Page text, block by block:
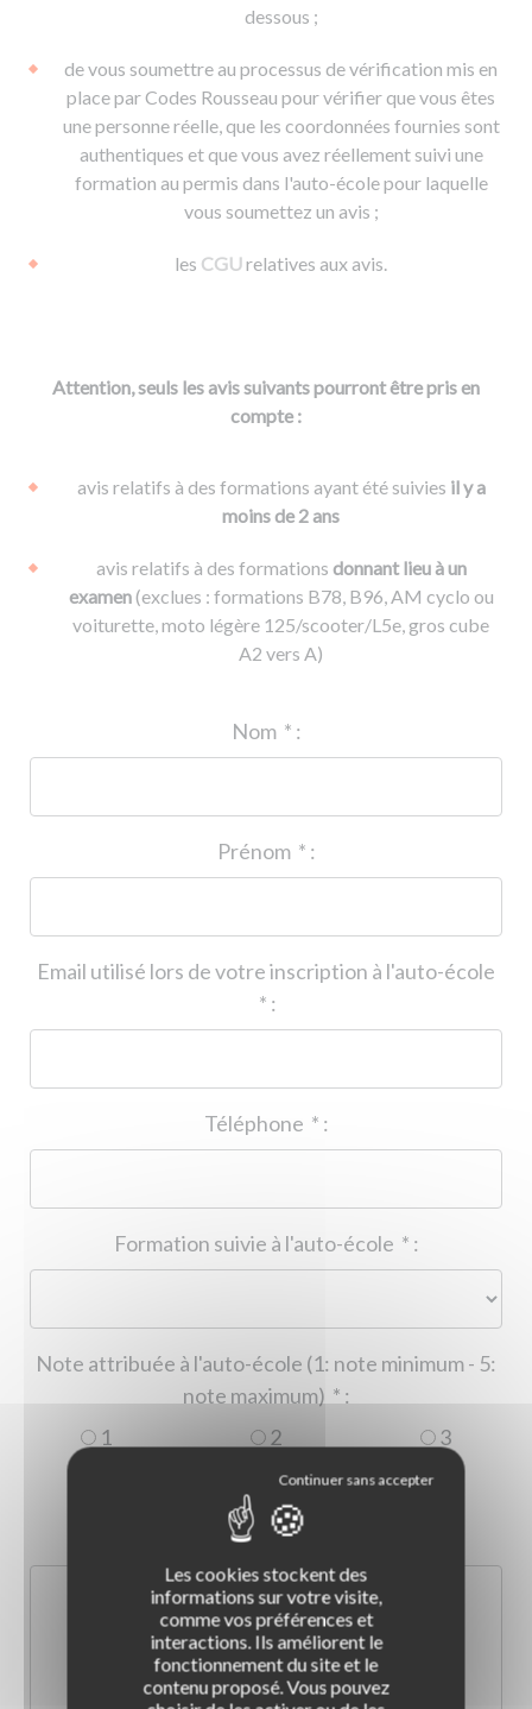
dessous ;
de vous soumettre au processus de vérification mis en
place par Codes Rousseau pour vérifier que vous êtes
une personne réelle, que les coordonnées fournies sont
authentiques et que vous avez réellement suivi une
formation au permis dans l'auto-école pour laquelle
vous soumettez un avis ;
les CGUrelatives aux avis.
Attention, seuls les avis suivants pourront être pris en
compte :
avis relatifs à des formations ayant été suivies il y a
moins de 2 ans
avis relatifs à des formations donnant lieu à un
examen(exclues : formations B78, B96, AM cyclo ou
voiturette, moto légère 125/scooter/L5e, gros cube
A2 vers A)
* :
* :
Email utilisé lors de votre inscription à l'auto-école
* :
* :
* :
Note attribuée à l'auto-école (1: note minimum - 5:
* :
1
2
3
5
Les cookies stockent des
informations sur votre visite,
comme vos préférences et
interactions. Ils améliorent le
fonctionnement du site et le
contenu proposé. Vous pouvez